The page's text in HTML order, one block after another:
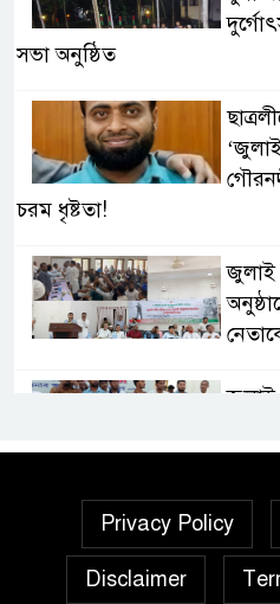
সভা অনুষ্ঠিত
চরম ধৃষ্টতা!
জুলাই
জুলাই
পালিত
দক্ষতা
Privacy Policy
Disclaimer